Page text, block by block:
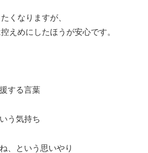
くなりますが、
えめにしたほうが安心です。
する言葉
う気持ち
、という思いやり